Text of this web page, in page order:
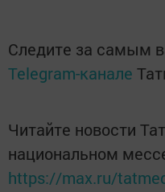
Следите за самым
Telegram-канале
Читайте новости
национальном
https://max.ru/